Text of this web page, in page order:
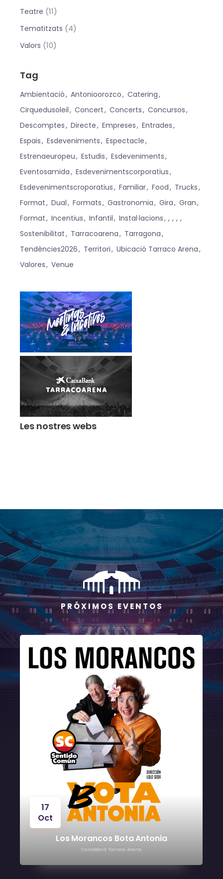
Teatre (11)
Tematitzats (4)
Valors (10)
Tag
Ambientació Antonioorozco
Catering
Cirquedusoleil
Concert Concerts
Concursos
Descomptes
Directe Empreses
Entrades
Espais
Esdeveniments
Espectacle
Estrenaeuropeu
Estudis
Esdeveniments
Eventosamida
Esdevenimentscorporatius
Esdevenimentscroporatius
Familiar Food
Trucks
Format
Dual Formats Gastronomia Gira
Gran
Format
Incentius Infantil
Instal·lacions
Sostenibilitat
Tarracoarena
Tarragona
Tendències2026
Territori
Ubicació Tarraco Arena
Valores
Venue
Les nostres webs
P R Ó X I M O S E V E N T O S
Oct